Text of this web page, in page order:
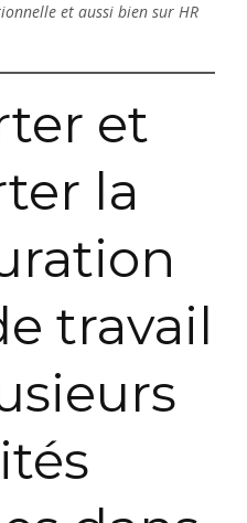
et aussi bien sur HR
et
la
travail